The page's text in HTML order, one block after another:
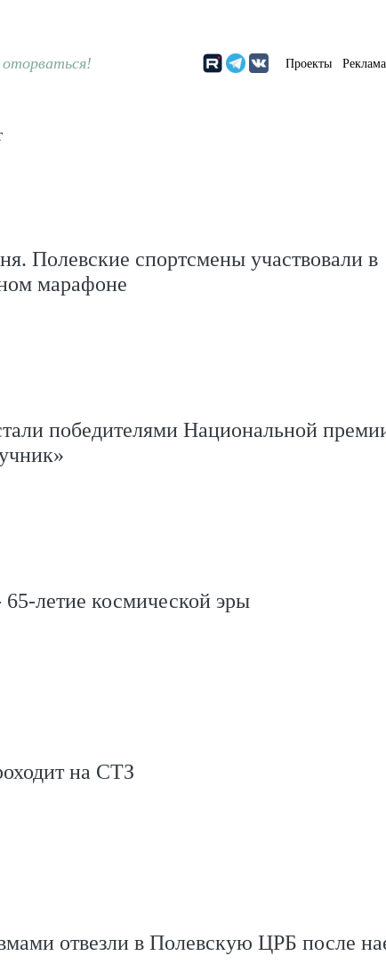
Проекты Реклама
Полевские спортсмены участвовали в
марафоне
победителями Национальной
летие космической эры
на СТЗ
отвезли в Полевскую ЦРБ после